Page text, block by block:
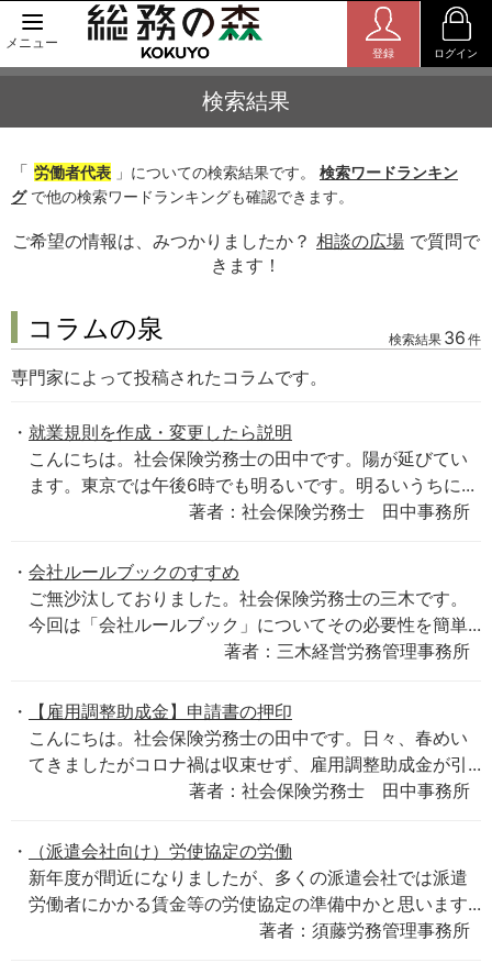
メニュー
登録 ログイン
検索結果
「 労働者代表 」についての検索結果です。 検索ワードランキン
グで他の検索ワードランキングも確認できます。
ご希望の情報は、みつかりましたか？ 相談の広場 で質問で
きます！
コラムの泉 検索結果 36 件
専門家によって投稿されたコラムです。
就業規則を作成・変更したら説明
こんにちは。社会保険労務士の田中です。陽が延びてい
ます。東京では午後6時でも明るいです。明るいうちに...
著者：社会保険労務士 田中事務所
会社ルールブックのすすめ
ご無沙汰しておりました。社会保険労務士の三木です。
今回は「会社ルールブック」についてその必要性を簡単...
著者：三木経営労務管理事務所
【雇用調整助成金】申請書の押印
こんにちは。社会保険労務士の田中です。日々、春めい
てきましたがコロナ禍は収束せず、雇用調整助成金が引...
著者：社会保険労務士 田中事務所
（派遣会社向け）労使協定の労働
新年度が間近になりましたが、多くの派遣会社では派遣
労働者にかかる賃金等の労使協定の準備中かと思います...
著者：須藤労務管理事務所